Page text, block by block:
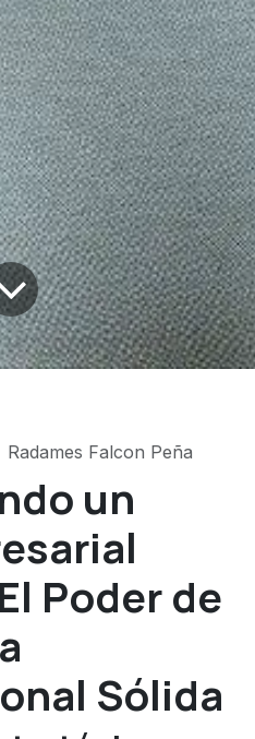
Radames Falcon Peña
un
Poder de
Sólida